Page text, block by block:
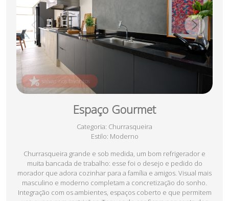
Espaço Gourmet
Categoria: Churrasqueira
Estilo: Moderno
Churrasqueira grande e sob medida, um bom refrigerador e
muita bancada de trabalho: esse foi o desejo e pedido do
morador que adora cozinhar para a família e amigos. Visual mais
masculino e moderno completam a concretização do sonho.
Integração com os ambientes, espaços coberto e que permitem
salvar nos favoritos